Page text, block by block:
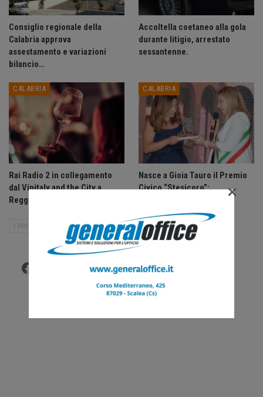
Consiglio regionale della
Calabria approva
assestamento e variazioni
bilancio…
Accoltella coetaneo alla gola
durante litigio, arrestato
sessantenne.
CALABRIA
Rai Radio 2 in collegamento
dal Vinitaly and the City a
Reggio.
CALABRIA
Nasce a Gioia Tauro il Premio
Civico “Stesicoro”:
PRECEDENTE SUCCESSIVO
Facebook
×